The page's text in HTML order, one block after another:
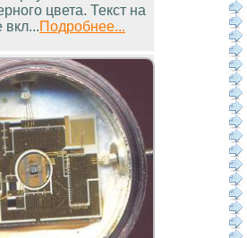
цвета. Текст на
вкл...Подробнее...